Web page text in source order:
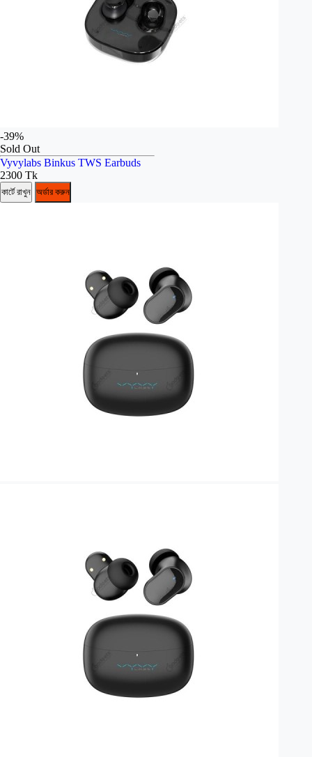
-39%
Sold Out
Vyvylabs Binkus TWS Earbuds
2300 Tk
কার্টে রাখুন অর্ডার করুন